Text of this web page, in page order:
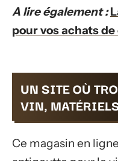
A lire également :
pour vos achats
UN SITE OÙ
VIN,
Ce magasin en